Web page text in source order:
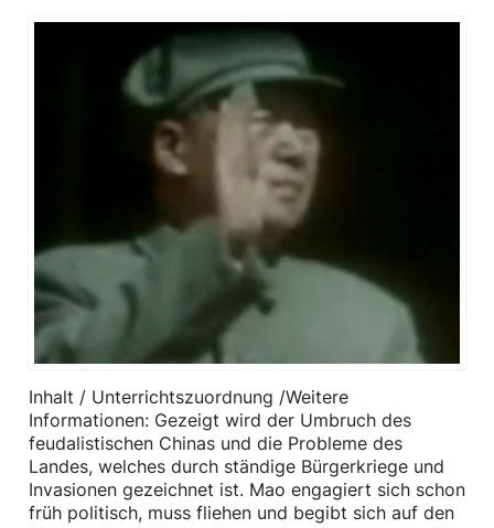
Inhalt / Unterrichtszuordnung /​Weitere
Informationen: Gezeigt wird der Umbruch des
feudalistischen Chinas und die Probleme des
Landes, welches durch ständige Bürgerkriege und
Invasionen gezeichnet ist. Mao engagiert sich schon
früh politisch, muss fliehen und begibt sich auf den